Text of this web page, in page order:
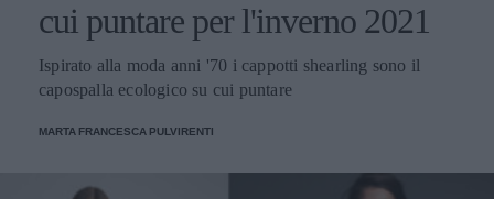
cui puntare per l'inverno 2021
Ispirato alla moda anni '70 i cappotti shearling sono il
capospalla ecologico su cui puntare
MARTA FRANCESCA PULVIRENTI